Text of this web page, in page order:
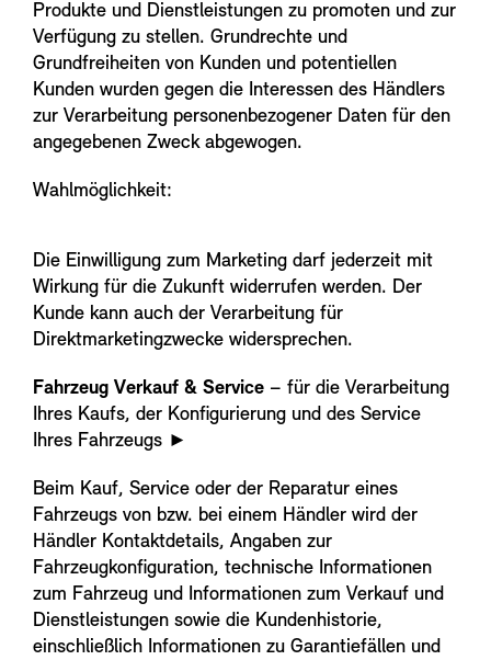
Produkte und Dienstleistungen zu promoten und zur
Verfügung zu stellen. Grundrechte und
Grundfreiheiten von Kunden und potentiellen
Kunden wurden gegen die Interessen des Händlers
zur Verarbeitung personenbezogener Daten für den
angegebenen Zweck abgewogen.
Wahlmöglichkeit:
Die Einwilligung zum Marketing darf jederzeit mit
Wirkung für die Zukunft widerrufen werden. Der
Kunde kann auch der Verarbeitung für
Direktmarketingzwecke widersprechen.
Fahrzeug Verkauf & Service – für die Verarbeitung
Ihres Kaufs, der Konfigurierung und des Service
Ihres Fahrzeugs ►
Beim Kauf, Service oder der Reparatur eines
Fahrzeugs von bzw. bei einem Händler wird der
Händler Kontaktdetails, Angaben zur
Fahrzeugkonfiguration, technische Informationen
zum Fahrzeug und Informationen zum Verkauf und
Dienstleistungen sowie die Kundenhistorie,
einschließlich Informationen zu Garantiefällen und